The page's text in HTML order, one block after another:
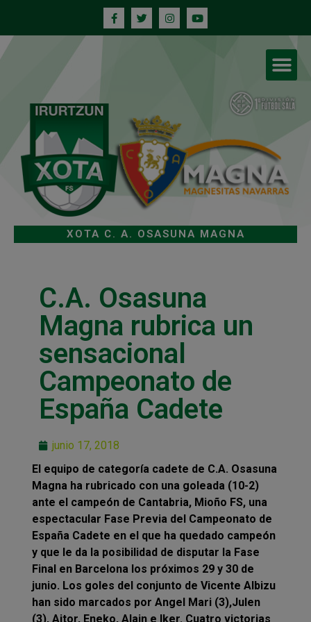
XOTA C. A. OSASUNA MAGNA
C.A. Osasuna
Magna rubrica un
sensacional
Campeonato de
España Cadete
junio 17, 2018
El equipo de categoría cadete de C.A. Osasuna
Magna ha rubricado con una goleada (10-2)
ante el campeón de Cantabria, Mioño FS, una
espectacular Fase Previa del Campeonato de
España Cadete en el que ha quedado campeón
y que le da la posibilidad de disputar la Fase
Final en Barcelona los próximos 29 y 30 de
junio. Los goles del conjunto de Vicente Albizu
han sido marcados por Angel Mari (3),Julen
(3), Aitor, Eneko, Alain e Iker. Cuatro victorias